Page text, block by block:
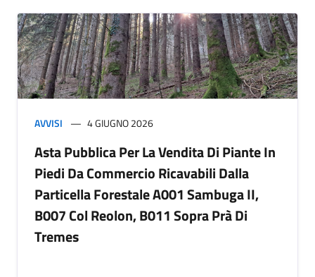
AVVISI 4 GIUGNO 2026
Asta Pubblica Per La Vendita Di Piante In
Piedi Da Commercio Ricavabili Dalla
Particella Forestale A001 Sambuga II,
B007 Col Reolon, B011 Sopra Prà Di
Tremes